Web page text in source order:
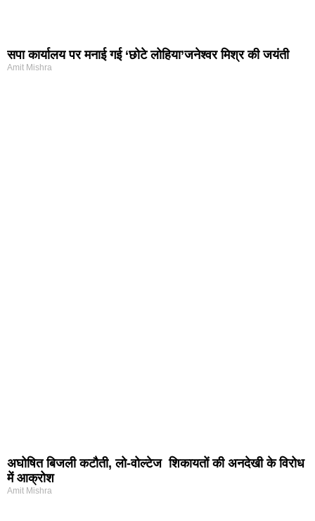
सपा कार्यालय पर मनाई गई ‘छोटे लोहिया’जनेश्वर मिश्र की जयंती
Amit Mishra
अघोषित बिजली कटौती, लो-वोल्टेज शिकायतों की अनदेखी के विरोध
में आक्रोश
Amit Mishra